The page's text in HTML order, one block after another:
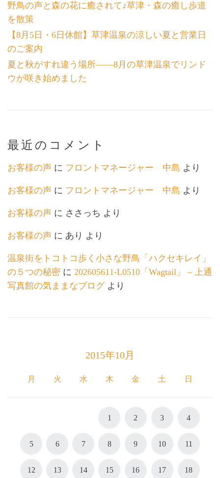
野鳥の声と森の花に癒されて♪草津・森の癒し歩道
を散策
【8月5日・6日休館】草津温泉の涼しい夏と営業日
のご案内
夏と秋がすれ違う場所――8月の草津温泉でリンド
ウが咲き始めました
最近のコメント
お客様の声 に フロントマネージャー 中島 より
お客様の声 に フロントマネージャー 中島 より
お客様の声 に ささっち より
お客様の声 に あり より
温泉街をトコトコ歩く小さな野鳥「ハクセキレイ」
の５つの秘密 に 202605611-L0510「Wagtail」 – 上通
写真館の気ままなブログより
2015年10月
月 火 水 木 金 土 日
1 2 3 4
5 6 7 8 9 10 11
12 13 14 15 16 17 18